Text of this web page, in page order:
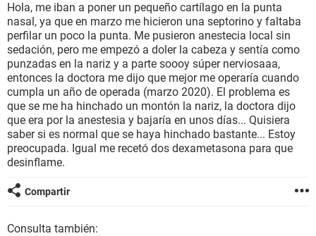
BIENESTAR
SEXUALIDAD
GLOSARIO
Hola, me iban a poner un pequeño cartílago en la punta
nasal, ya que en marzo me hicieron una septorino y faltaba
perfilar un poco la punta. Me pusieron anestecia local sin
sedación, pero me empezó a doler la cabeza y sentía como
punzadas en la nariz y a parte soooy súper nerviosaaa,
entonces la doctora me dijo que mejor me operaría cuando
cumpla un año de operada (marzo 2020). El problema es
que se me ha hinchado un montón la nariz, la doctora dijo
que era por la anestesia y bajaría en unos días... Quisiera
saber si es normal que se haya hinchado bastante... Estoy
preocupada. Igual me recetó dos dexametasona para que
desinflame.
Compartir
Consulta también: